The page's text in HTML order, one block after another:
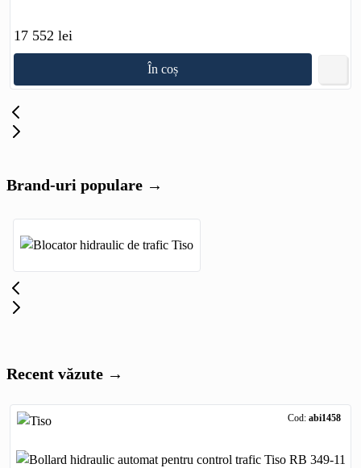
17 552 lei
În coș
Brand-uri populare →
Recent văzute →
Cod: abi1458